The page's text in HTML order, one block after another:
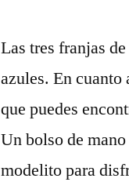
Las tres franjas
azules. En cuanto
que puedes
Un bolso de
modelito para